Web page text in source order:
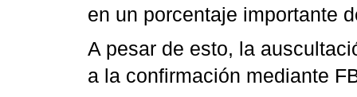
en un porcentaje importante
A pesar de esto, la
a la confirmación mediante